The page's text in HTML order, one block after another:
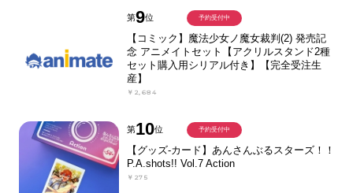
第9位
【コミック】魔法少女ノ魔女裁判(2) 発売記
念 アニメイトセット【アクリルスタンド2種
セット購入用シリアル付き】【完全受注生
産】
￥2,684
予約受付中
第10位
【グッズ-カード】あんさんぶるスターズ！！
P.A.shots!! Vol.7 Action
￥275
予約受付中